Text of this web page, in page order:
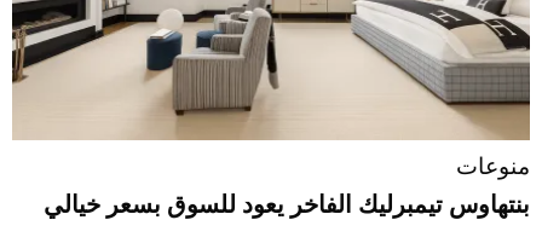
منوعات
بنتهاوس تيمبرليك الفاخر يعود للسوق بسعر خيالي